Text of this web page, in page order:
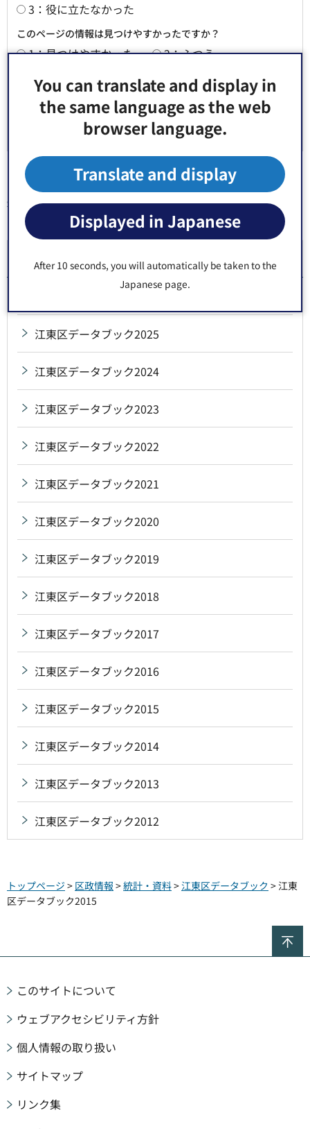
You can translate and display in
the same language as the web
browser language.
Translate and display
Displayed in Japanese
After 10 seconds, you will automatically be taken to the
Japanese page.
3：役に立たなかった
このページの情報は見つけやすかったですか？
1：見つけやすかった
2：ふつう
3：見つけにくかった
同じ分類から探す
江東区データブック
江東区データブック2025
江東区データブック2024
江東区データブック2023
江東区データブック2022
江東区データブック2021
江東区データブック2020
江東区データブック2019
江東区データブック2018
江東区データブック2017
江東区データブック2016
江東区データブック2015
江東区データブック2014
江東区データブック2013
江東区データブック2012
トップページ > 区政情報 >統計・資料>江東区データブック > 江東
区データブック2015
このサイトについて
ウェブアクセシビリティ方針
個人情報の取り扱い
サイトマップ
リンク集